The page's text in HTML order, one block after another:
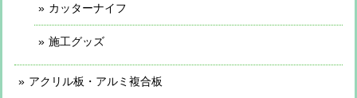
カッターナイフ
施工グッズ
アクリル板・アルミ複合板